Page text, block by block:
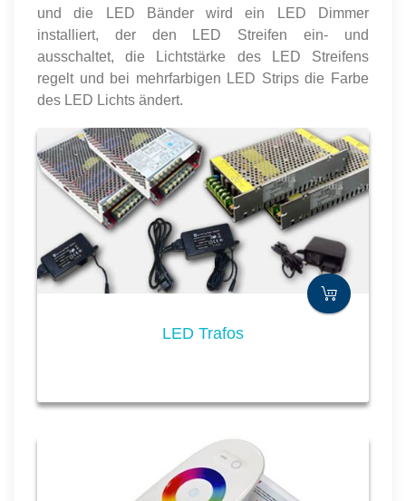
und die LED Bänder wird ein LED Dimmer
installiert, der den LED Streifen ein- und
ausschaltet, die Lichtstärke des LED Streifens
regelt und bei mehrfarbigen LED Strips die Farbe
des LED Lichts ändert.
LED Trafos